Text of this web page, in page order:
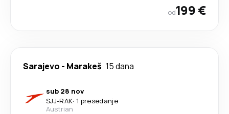
od199 €
Sarajevo - Marakeš 15 dana
sub 28 nov
SJJ-RAK· 1 presedanje
Austrian